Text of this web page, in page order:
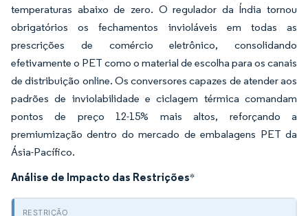
temperaturas abaixo de zero. O regulador da Índia tornou
obrigatórios os fechamentos invioláveis em todas as
prescrições de comércio eletrônico, consolidando
efetivamente o PET como o material de escolha para os canais
de distribuição online. Os conversores capazes de atender aos
padrões de inviolabilidade e ciclagem térmica comandam
pontos de preço 12-15% mais altos, reforçando a
premiumização dentro do mercado de embalagens PET da
Ásia-Pacífico.
Análise de Impacto das Restrições*